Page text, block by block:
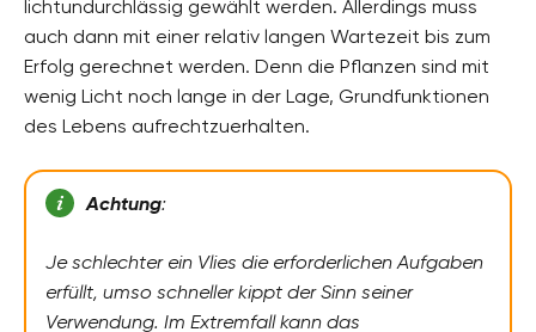
lichtundurchlässig gewählt werden. Allerdings muss
auch dann mit einer relativ langen Wartezeit bis zum
Erfolg gerechnet werden. Denn die Pflanzen sind mit
wenig Licht noch lange in der Lage, Grundfunktionen
des Lebens aufrechtzuerhalten.
Achtung:
Je schlechter ein Vlies die erforderlichen Aufgaben
erfüllt, umso schneller kippt der Sinn seiner
Verwendung. Im Extremfall kann das